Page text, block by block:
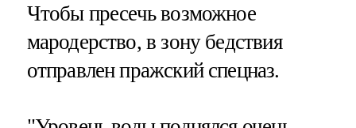
Чтобы пресечь возможное
мародерство, в зону бедствия
отправлен пражский спецназ.